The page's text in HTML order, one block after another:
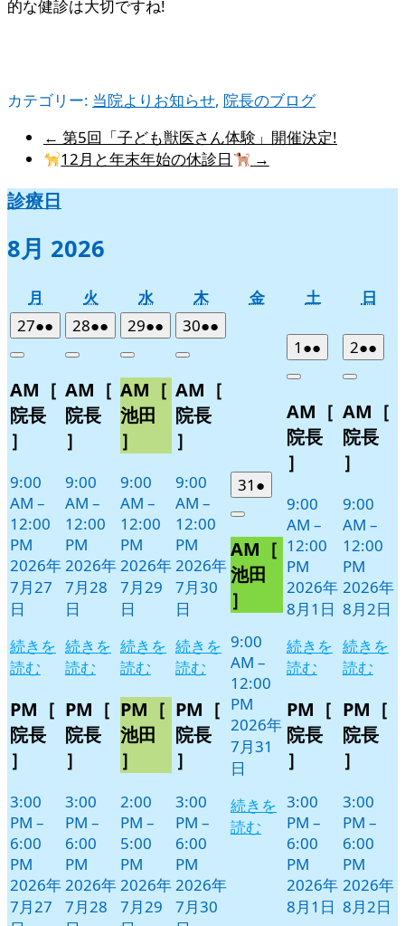
的な健診は大切ですね!
カテゴリー: 当院よりお知らせ, 院長のブログ
← 第5回「子ども獣医さん体験」開催決定!
12月と年末年始の休診日
→
診療日
8月 2026
月
曜
日
火
曜
日
水水
曜
日
木木
曜
日
金金
土土
日
日
日
272026
年
月
27
日
●●
件
イ
ベ
ト)
Close
AM［
院長
］
9:00
AM –
12:00
PM
2026年
7月27
日
続きを
読む
PM［
院長
］
3:00
PM –
6:00
PM
2026年
7月27
282026
年
月
28
日
●●
件
イ
ベ
ト)
Close
AM［
院長
］
9:00
AM –
12:00
PM
2026年
7月28
日
続きを
読む
PM［
院長
］
3:00
PM –
6:00
PM
2026年
7月28
292026
年
月
29
日
●●
件
イ
ベ
ト)
Close
AM［
池田
］
9:00
AM –
12:00
PM
2026年
7月29
日
続きを
読む
PM［
池田
］
2:00
PM –
5:00
PM
2026年
7月29
302026
年
月
30
日
●●
件
イ
Close
AM［
院長
］
9:00
AM –
12:00
PM
2026年
7月30
日
続きを
読む
PM［
院長
］
3:00
PM –
6:00
PM
2026年
7月30
31 2026
年
月
31
日
●
件
イ
ベ
ト)
Close
AM［
池田
］
9:00
AM –
12:00
PM
2026年
7月31
日
続きを
読む
1 2026
年
月
1
日
●●
件
イ
ベ
Close
AM［
院長
］
9:00
AM –
12:00
PM
2026年
8月1日
続きを
読む
PM［
院長
］
3:00
PM –
6:00
PM
2026年
8月1日
22026
年
月
2
日
●●
件
イ
ベ
Close
AM［
院長
］
9:00
AM –
12:00
PM
2026年
8月2日
続きを
読む
PM［
院長
］
3:00
PM –
6:00
PM
2026年
8月2日